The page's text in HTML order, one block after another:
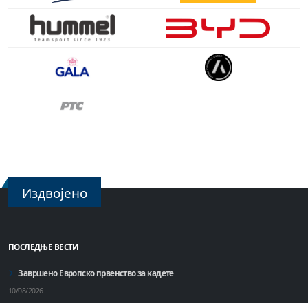
Издвојено
ПОСЛЕДЊЕ ВЕСТИ
Завршено Европско првенство за кадете
10/08/2026